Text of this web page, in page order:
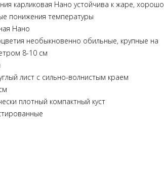
карликовая Нано устойчива к жаре, хорошо
понижения температуры
Нано
необыкновенно обильные, крупные на
8-10 см
лист с сильно-волнистым краем
плотный компактный куст